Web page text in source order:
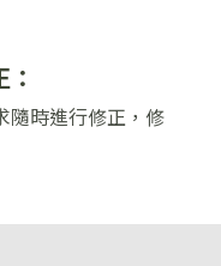
隨時進行修正，修